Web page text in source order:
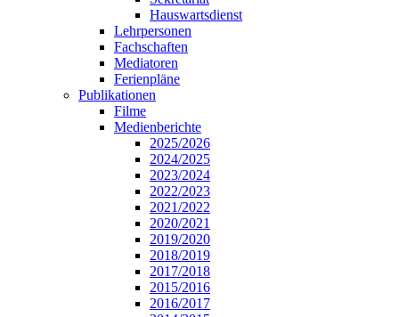
Hauswartsdienst
Lehrpersonen
Fachschaften
Mediatoren
Ferienpläne
Publikationen
Filme
Medienberichte
2025/2026
2024/2025
2023/2024
2022/2023
2021/2022
2020/2021
2019/2020
2018/2019
2017/2018
2015/2016
2016/2017